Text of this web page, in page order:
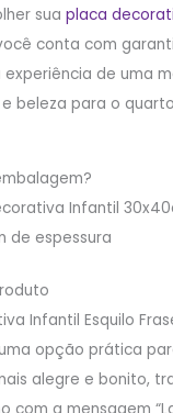
sua placa
conta com
de uma
beleza para o
Infantil
de espessura
Infantil Esquilo
opção prática
alegre e bonito,
com a mensagem